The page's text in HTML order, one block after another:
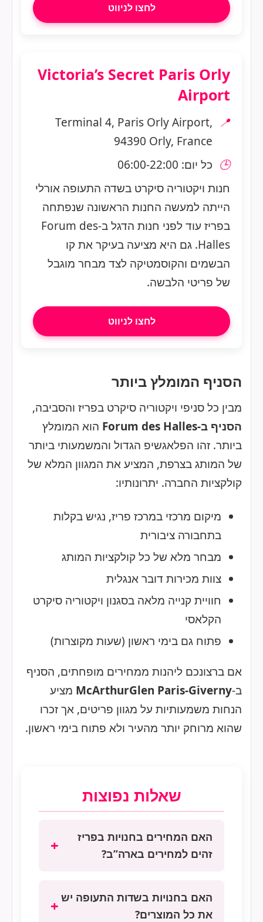
לחצו לניווט
Victoria’s Secret Paris Orly
Airport
📍
Terminal 4, Paris Orly Airport,
94390 Orly, France
🕒 כל יום: 06:00-22:00
חנות ויקטוריה סיקרט בשדה התעופה אורלי
הייתה למעשה החנות הראשונה שנפתחה
בפריז עוד לפני חנות הדגל ב-Forum des
Halles. גם היא מציעה בעיקר את קו
הבשמים והקוסמטיקה לצד מבחר מוגבל
של פריטי הלבשה.
לחצו לניווט
הסניף המומלץ ביותר
מבין כל סניפי ויקטוריה סיקרט בפריז והסביבה,
הסניף ב-Forum des Halles
הוא המומלץ
ביותר. זהו הפלאגשיפ הגדול והמשמעותי ביותר
של המותג בצרפת, המציע את המגוון המלא של
קולקציות החברה. יתרונותיו:
מיקום מרכזי במרכז פריז, נגיש בקלות
בתחבורה ציבורית
מבחר מלא של כל קולקציות המותג
צוות מכירות דובר אנגלית
חוויית קנייה מלאה בסגנון ויקטוריה סיקרט
הקלאסי
פתוח גם בימי ראשון (שעות מקוצרות)
אם ברצונכם ליהנות ממחירים מופחתים, הסניף
ב-McArthurGlen Paris-Giverny מציע
הנחות משמעותיות על מגוון פריטים, אך זכרו
שהוא מרוחק יותר מהעיר ולא פתוח בימי ראשון.
שאלות נפוצות
האם המחירים בחנויות בפריז
זהים למחירים בארה”ב?
ובאירופה בכלל גבוהים יותר
בהשוואה למחירים בארה”ב.
האם בחנויות בשדות התעופה יש
את כל המוצרים?